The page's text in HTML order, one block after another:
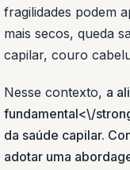
fragilidades podem
mais secos, queda
capilar, couro
Nesse contexto, a
fundamental<\/
da saúde capilar.
adotar uma